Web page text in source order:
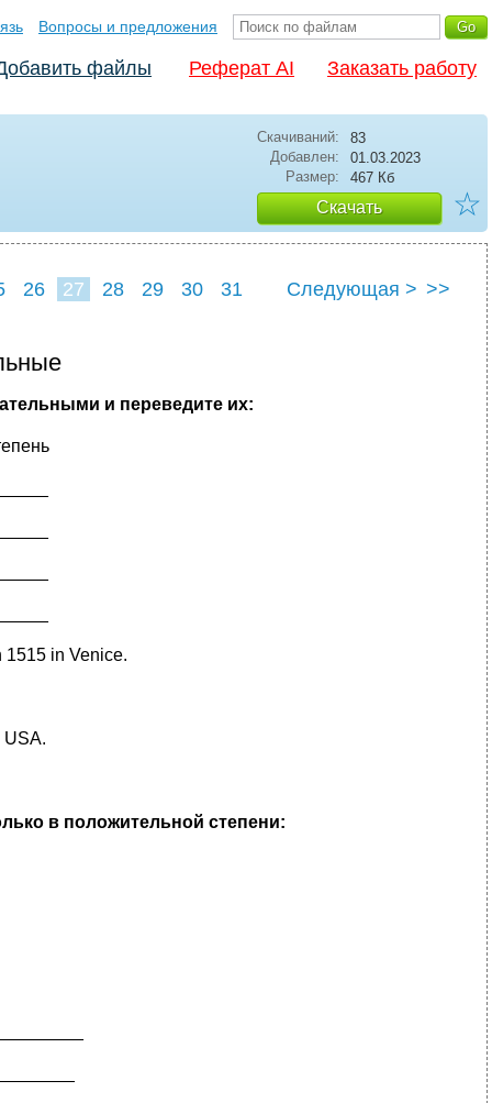
Вопросы и предложения
файлы Реферат AI Заказать работу
Скачиваний:
83
Добавлен:
01.03.2023
Размер:
467 Кб
Скачать ☆
26 27 28 29 30 31 Следующая > >>
и переведите их:
1515 in Venice.
USA.
в положительной степени: